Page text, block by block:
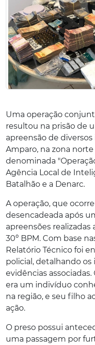
Uma operação
resultou na prisão de
apreensão de
Amparo, na zona
denominada
Agência Local de
Batalhão e a Denarc.
A operação, que
desencadeada após
apreensões
30º BPM. Com base
Relatório Técnico foi
policial, detalhando
evidências
era um indivíduo
na região, e seu filho
ação.
O preso possui
uma passagem por